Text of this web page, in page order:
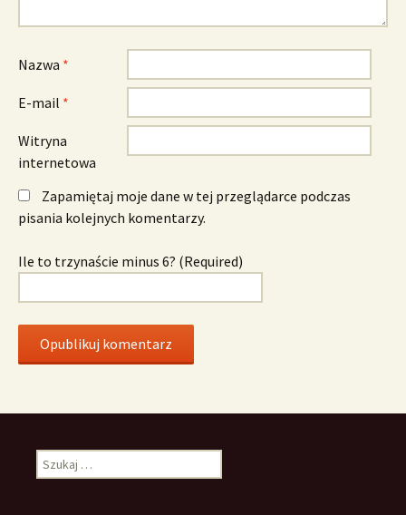
Nazwa *
E-mail *
Witryna
internetowa
Zapamiętaj moje dane w tej przeglądarce podczas
pisania kolejnych komentarzy.
Ile to trzynaście minus 6? (Required)
Szukaj: